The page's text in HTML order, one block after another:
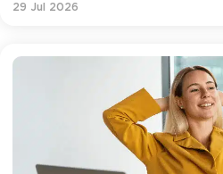
29 Jul 2026